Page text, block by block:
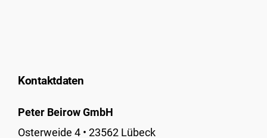
Kontaktdaten
Peter Beirow GmbH
Osterweide 4 • 23562 Lübeck